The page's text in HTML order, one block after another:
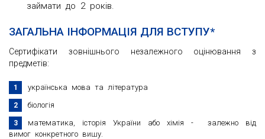
займати до 2 років.
ЗАГАЛЬНА ІНФОРМАЦІЯ ДЛЯ ВСТУПУ*
Сертифікати зовнішнього незалежного оцінювання з
предметів:
українська мова та література
біологія
математика, історія України або хімія - залежно від
вимог конкретного вишу.